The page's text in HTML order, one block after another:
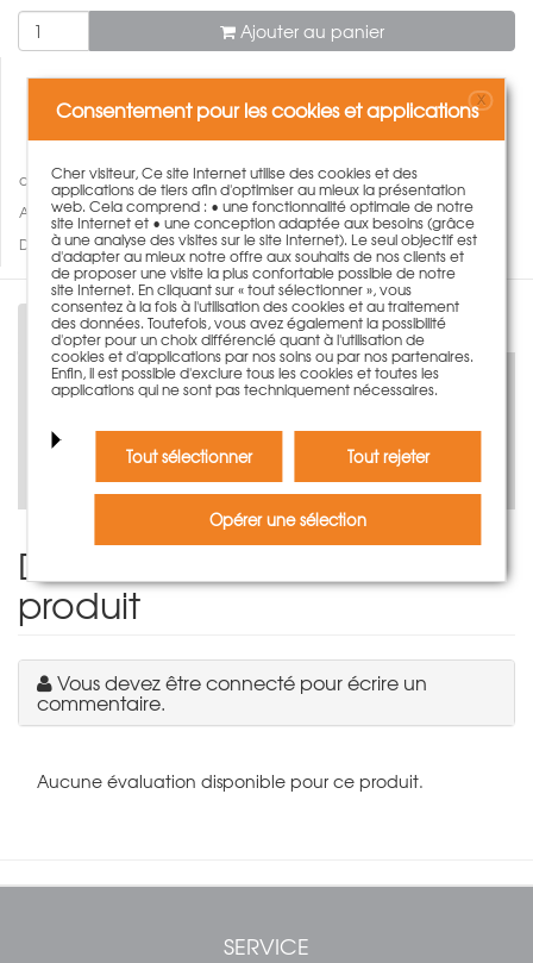
Ajouter au panier
comparer
Ajouter à ma wishlist
Des questions concernant ce produit?
Description
Découvrez-le virtuellement maintenant
Donnez votre avis sur le
produit
Vous devez être connecté pour écrire un
commentaire.
Aucune évaluation disponible pour ce produit.
SERVICE
Consentement pour les cookies et applicationsX
Cher visiteur, Ce site Internet utilise des cookies et des
applications de tiers afin d'optimiser au mieux la présentation
web. Cela comprend : • une fonctionnalité optimale de notre
site Internet et • une conception adaptée aux besoins (grâce
à une analyse des visites sur le site Internet). Le seul objectif est
d'adapter au mieux notre offre aux souhaits de nos clients et
de proposer une visite la plus confortable possible de notre
site Internet. En cliquant sur « tout sélectionner », vous
consentez à la fois à l'utilisation des cookies et au traitement
des données. Toutefois, vous avez également la possibilité
d'opter pour un choix différencié quant à l'utilisation de
cookies et d'applications par nos soins ou par nos partenaires.
Enfin, il est possible d'exclure tous les cookies et toutes les
applications qui ne sont pas techniquement nécessaires.
Tout sélectionner Tout rejeter
Opérer une sélection